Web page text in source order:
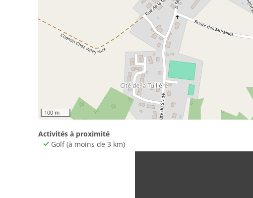
100 m
Activités à proximité
Golf (à moins de 3 km)